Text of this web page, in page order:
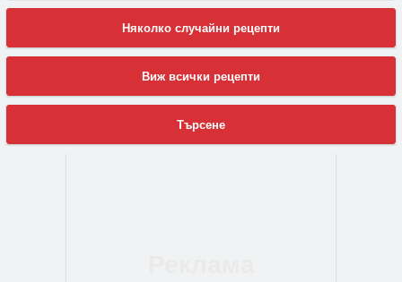
Няколко случайни рецепти
Виж всички рецепти
Търсене